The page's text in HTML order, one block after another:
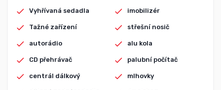
Vyhřívaná sedadla
Tažné zařízení
autorádio
CD přehrávač
centrál dálkový
imobilizér
střešní nosič
alu kola
palubní počítač
mlhovky